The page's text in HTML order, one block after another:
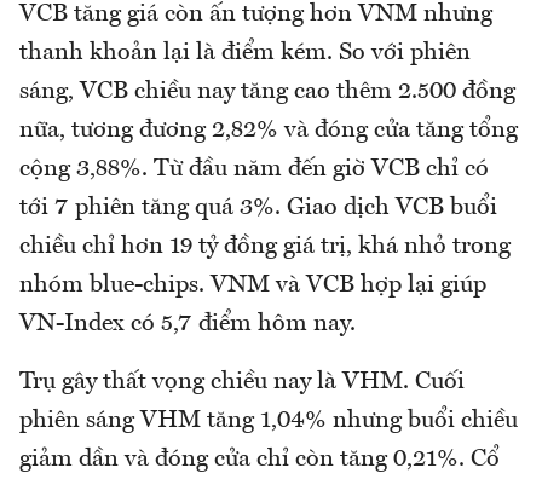
VCB tăng giá còn ấn tượng hơn VNM nhưng
thanh khoản lại là điểm kém. So với phiên
sáng, VCB chiều nay tăng cao thêm 2.500 đồng
nữa, tương đương 2,82% và đóng cửa tăng tổng
cộng 3,88%. Từ đầu năm đến giờ VCB chỉ có
tới 7 phiên tăng quá 3%. Giao dịch VCB buổi
chiều chỉ hơn 19 tỷ đồng giá trị, khá nhỏ trong
nhóm blue-chips. VNM và VCB hợp lại giúp
VN-Index có 5,7 điểm hôm nay.
Trụ gây thất vọng chiều nay là VHM. Cuối
phiên sáng VHM tăng 1,04% nhưng buổi chiều
giảm dần và đóng cửa chỉ còn tăng 0,21%. Cổ